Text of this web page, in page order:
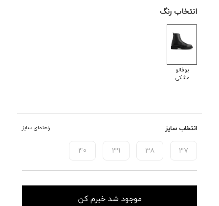
انتخاب رنگ
بوفالو
مشکی
انتخاب سایز راهنمای سایز
37
38
39
40
موجود شد خبرم کن